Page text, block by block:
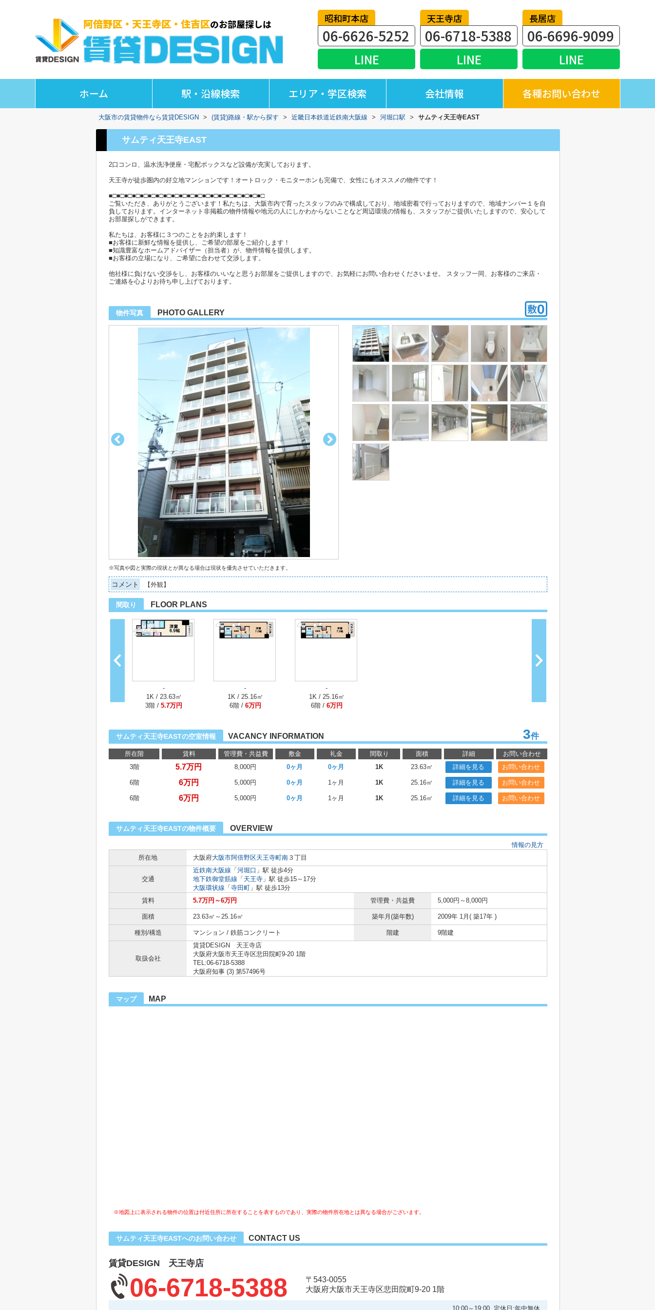
昭和町本店
06-6626-5252
LINE
天王寺店
06-6718-5388
LINE
長居店
06-6696-9099
LINE
ホーム 駅・沿線検索 エリア・学区検索 会社情報 各種お問い合わせ
大阪市の賃貸物件なら賃貸DESIGN > (賃貸)路線・駅から探す > 近畿日本鉄道近鉄南大阪線 > 河堀口駅 > サムティ天王寺EAST
サムティ天王寺EAST
2口コンロ、温水洗浄便座・宅配ボックスなど設備が充実しております。
天王寺が徒歩圏内の好立地マンションです！オートロック・モニターホンも完備で、女性にもオススメの物件です！
■□■□■□■□■□■□■□■□■□■□■□■□■□■□■□■□■□■□■□■□
ご覧いただき、ありがとうございます！私たちは、大阪市内で育ったスタッフのみで構成しており、地域密着で行っておりますので、地域ナンバー１を自
負しております。インターネット非掲載の物件情報や地元の人にしかわからないことなど周辺環境の情報も、スタッフがご提供いたしますので、安心して
お部屋探しができます。
私たちは、お客様に３つのことをお約束します！
■お客様に新鮮な情報を提供し、ご希望の部屋をご紹介します！
■知識豊富なホームアドバイザー（担当者）が、物件情報を提供します。
■お客様の立場になり、ご希望に合わせて交渉します。
他社様に負けない交渉をし、お客様のいいなと思うお部屋をご提供しますので、お気軽にお問い合わせくださいませ。 スタッフ一同、お客様のご来店・
ご連絡を心よりお待ち申し上げております。
物件写真 PHOTO GALLERY
※写真や図と実際の現状とが異なる場合は現状を優先させていただきます。
コメント 【外観】
間取り FLOOR PLANS
-
1K / 23.63㎡
3階 / 5.7万円
-
1K / 25.16㎡
6階 / 6万円
-
1K / 25.16㎡
6階 / 6万円
サムティ天王寺EASTの空室情報 VACANCY INFORMATION 3件
所在階 賃料 管理費・共益費 敷金 礼金 間取り 面積 詳細
お問い合わせ
3階
5.7万円 8,000円 0ヶ月 0ヶ月 1K 23.63㎡ 詳細を見る お問い合わせ
6階 6万円 5,000円 0ヶ月 1ヶ月 1K 25.16㎡ 詳細を見る お問い合わせ
6階 6万円 5,000円 0ヶ月 1ヶ月 1K 25.16㎡ 詳細を見る お問い合わせ
サムティ天王寺EASTの物件概要 OVERVIEW
情報の見方
所在地
大阪府大阪市阿倍野区天王寺町南 ３丁目
交通
近鉄南大阪線 「 河堀口 」駅 徒歩4分
地下鉄御堂筋線 「 天王寺 」駅 徒歩15～17分
大阪環状線 「 寺田町 」駅 徒歩13分
賃料
5.7万円～6万円 管理費・共益費 5,000円～8,000円
面積 23.63㎡～25.16㎡ 築年月(築年数) 2009年 1月( 築17年 )
種別/構造 マンション / 鉄筋コンクリート 階建 9階建
取扱会社
賃貸DESIGN 天王寺店
大阪府大阪市天王寺区悲田院町9-20 1階
TEL:06-6718-5388
大阪府知事 (3) 第57496号
マップ MAP
※地図上に表示される物件の位置は付近住所に所在することを表すものであり、実際の物件所在地とは異なる場合がございます。
サムティ天王寺EASTへのお問い合わせ CONTACT US
賃貸DESIGN 天王寺店
06-6718-5388
〒543-0055
大阪府大阪市天王寺区悲田院町9-20 1階
10:00～19:00 定休日:年中無休